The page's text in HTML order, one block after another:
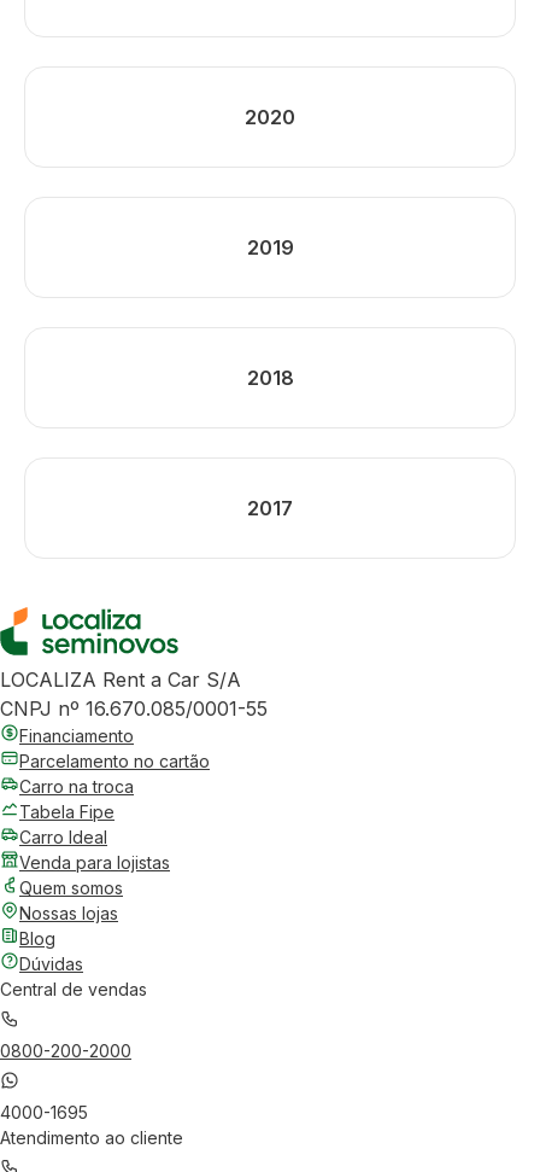
2020
2019
2018
2017
LOCALIZA Rent a Car S/A
CNPJ nº 16.670.085/0001-55
Financiamento
Parcelamento no cartão
Carro na troca
Tabela Fipe
Carro Ideal
Venda para lojistas
Quem somos
Nossas lojas
Blog
Dúvidas
Central de vendas
0800-200-2000
4000-1695
Atendimento ao cliente